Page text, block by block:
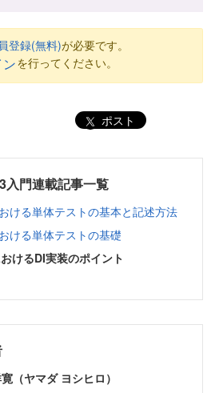
登録(無料)が必要です。
ンを行ってください。
ポスト
入門連載記事一覧
ける単体テストの基本と記述方法
ける単体テストの基礎
けるDI実装のポイント
（ヤマダ ヨシヒロ）